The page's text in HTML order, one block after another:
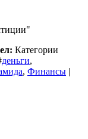
Категории
деньги,
, Финансы |